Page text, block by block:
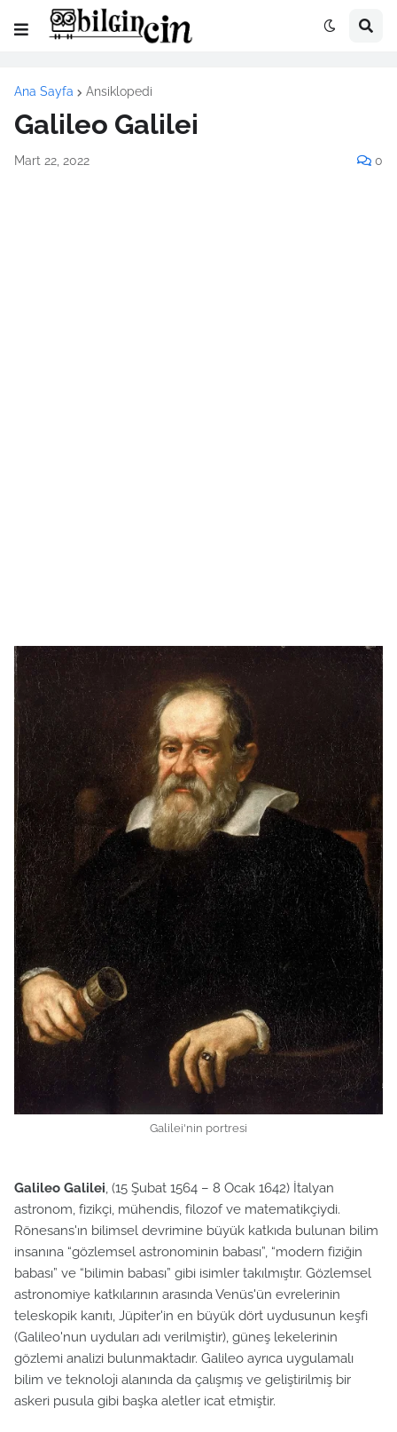
Ana Sayfa Ansiklopedi
Galileo Galilei
Mart 22, 2022 0
Galilei'nin portresi
Galileo Galilei, (15 Şubat 1564 – 8 Ocak 1642) İtalyan
astronom, fizikçi, mühendis, filozof ve matematikçiydi.
Rönesans'ın bilimsel devrimine büyük katkıda bulunan bilim
insanına “gözlemsel astronominin babası”, “modern fiziğin
babası” ve “bilimin babası” gibi isimler takılmıştır. Gözlemsel
astronomiye katkılarının arasında Venüs'ün evrelerinin
teleskopik kanıtı, Jüpiter'in en büyük dört uydusunun keşfi
(Galileo'nun uyduları adı verilmiştir), güneş lekelerinin
gözlemi analizi bulunmaktadır. Galileo ayrıca uygulamalı
bilim ve teknoloji alanında da çalışmış ve geliştirilmiş bir
askeri pusula gibi başka aletler icat etmiştir.